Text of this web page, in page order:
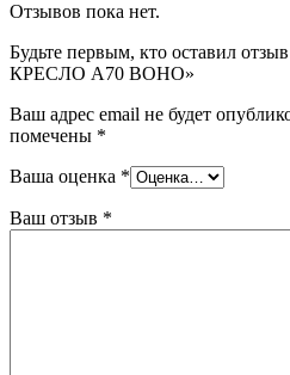
Отзывов пока нет.
Будьте первым, кто оставил
КРЕСЛО A70 BOHO»
Ваш адрес email не будет
помечены *
Ваша оценка *
Ваш отзыв *